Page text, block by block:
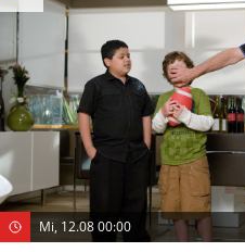
Mi, 12.08 00:00